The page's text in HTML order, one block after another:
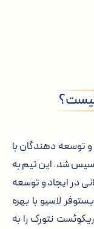
توسعه دهندگان با
شد. این تیم به
در ایجاد و توسعه
لاسیو با بهره
نتورک را به